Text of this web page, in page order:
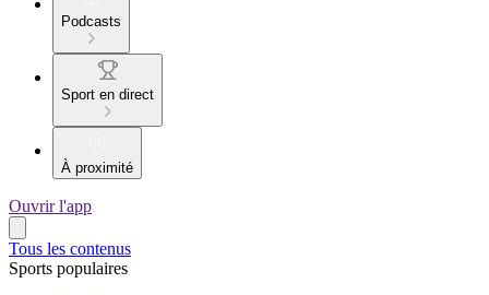
Podcasts
Sport en direct
À proximité
Ouvrir l'app
Tous les contenus
Sports populaires